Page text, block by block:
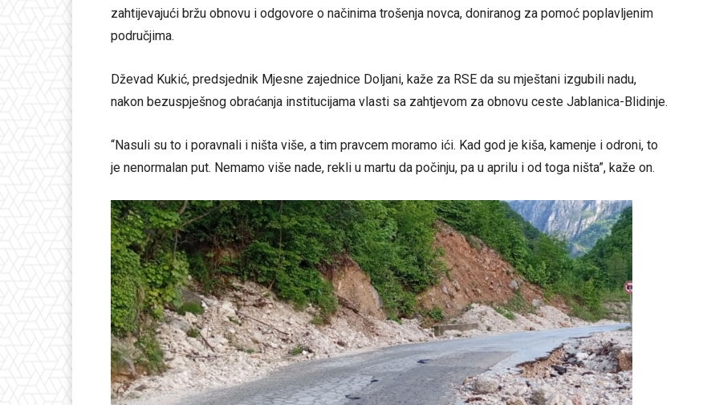
zahtijevajući bržu obnovu i odgovore o načinima trošenja novca, doniranog za pomoć poplavljenim
područjima.
Dževad Kukić, predsjednik Mjesne zajednice Doljani, kaže za RSE da su mještani izgubili nadu,
nakon bezuspješnog obraćanja institucijama vlasti sa zahtjevom za obnovu ceste Jablanica-Blidinje.
“Nasuli su to i poravnali i ništa više, a tim pravcem moramo ići. Kad god je kiša, kamenje i odroni, to
je nenormalan put. Nemamo više nade, rekli u martu da počinju, pa u aprilu i od toga ništa”, kaže on.